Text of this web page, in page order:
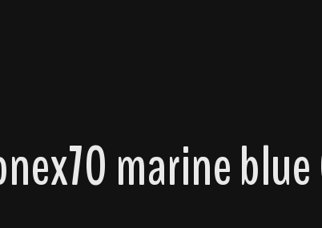
marine blue